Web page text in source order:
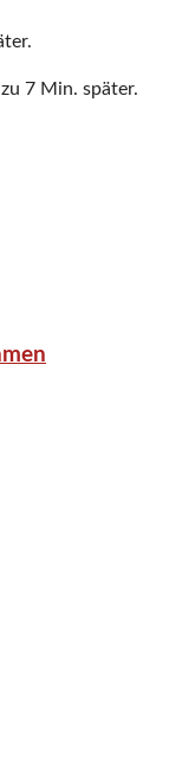
7 Min. später.